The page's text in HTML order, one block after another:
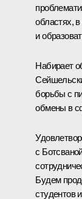
областях,
и
Набирает
борьбы с
обмены в
с
Будем
студентов